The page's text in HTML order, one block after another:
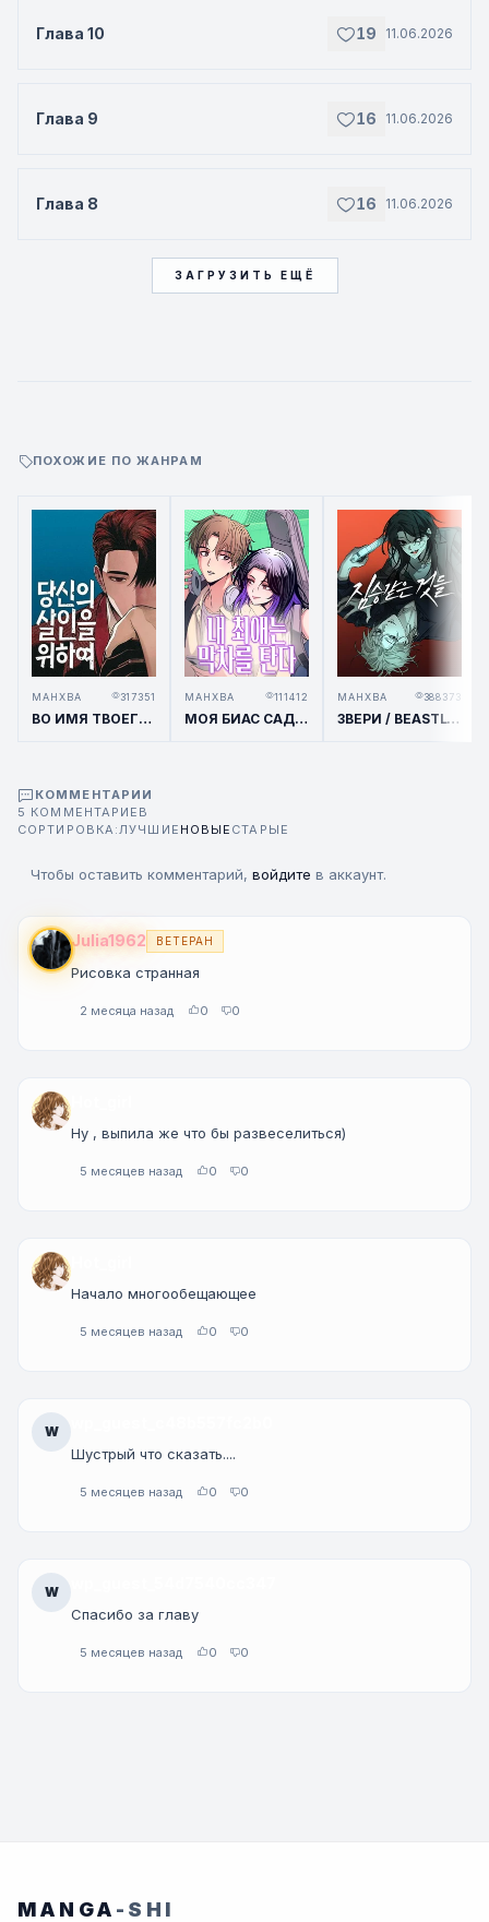
Глава 10 19 11.06.2026
Глава 9 16 11.06.2026
Глава 8 16 11.06.2026
ЗАГРУЗИТЬ ЕЩЁ
ПОХОЖИЕ ПО ЖАНРАМ
МАНХВА 317351
ВО ИМЯ ТВОЕГО УБИЙСТВА / FOR YOUR MURDER
МАНХВА 111412
МОЯ БИАС САДИТСЯ НА ПОСЛЕДНИЙ ПОЕЗД / MY BIAS GETS ON THE LAST TRAIN
МАНХВА 388373
ЗВЕРИ / BEASTLY THINGS
КОММЕНТАРИИ
5 КОММЕНТАРИЕВ
СОРТИРОВКА: ЛУЧШИЕ НОВЫЕ СТАРЫЕ
Чтобы оставить комментарий, войдите в аккаунт.
Julia1962 ВЕТЕРАН
Рисовка странная
2 месяца назад 0 0
Ну , выпила же что бы развеселиться)
5 месяцев назад 0 0
Начало многообещающее
5 месяцев назад 0 0
W
Шустрый что сказать....
5 месяцев назад 0 0
W
Спасибо за главу
5 месяцев назад 0 0
MANGA -SHI